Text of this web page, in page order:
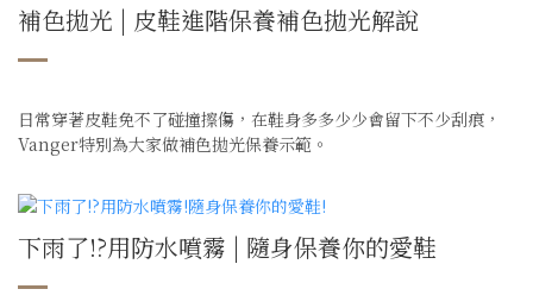
補色拋光 | 皮鞋進階保養補色拋光解說
日常穿著皮鞋免不了碰撞擦傷，在鞋身多多少少會留下不少刮痕，
Vanger特別為大家做補色拋光保養示範。
下雨了!?用防水噴霧 | 隨身保養你的愛鞋